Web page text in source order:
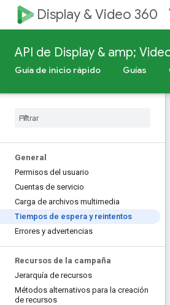
Display & Video 360
API de Display & amp;
Guía de inicio rápido Guías
General
Permisos del usuario
Cuentas de servicio
Carga de archivos multimedia
Tiempos de espera y reintentos
Errores y advertencias
Recursos de la campaña
Jerarquía de recursos
Métodos alternativos para la creación
de recursos